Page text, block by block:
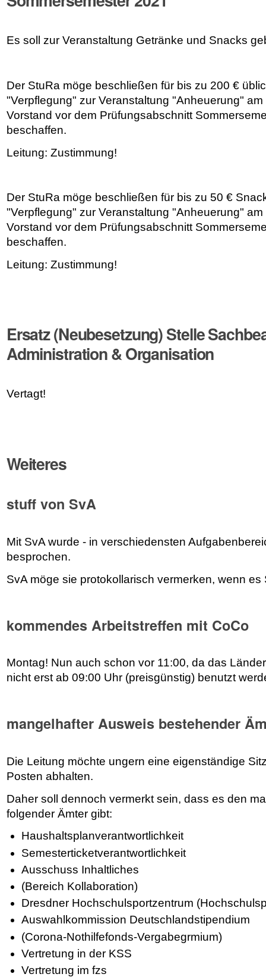
Es soll zur Veranstaltung Getränke und Snacks
Der StuRa möge beschließen für bis zu 200 €
"Verpflegung" zur Veranstaltung "Anheuerung"
Vorstand vor dem Prüfungsabschnitt
beschaffen.
Leitung: Zustimmung!
Der StuRa möge beschließen für bis zu 50 €
"Verpflegung" zur Veranstaltung "Anheuerung"
Vorstand vor dem Prüfungsabschnitt
beschaffen.
Leitung: Zustimmung!
Ersatz (Neubesetzung) Stelle
Administration & Organisation
Vertagt!
Weiteres
stuff von SvA
Mit SvA wurde - in verschiedensten
besprochen.
SvA möge sie protokollarisch vermerken, wenn es
kommendes Arbeitstreffen mit CoCo
Montag! Nun auch schon vor 11:00, da das
nicht erst ab 09:00 Uhr (preisgünstig) benutzt
mangelhafter Ausweis bestehender
Die Leitung möchte ungern eine eigenständige
Posten abhalten.
Daher soll dennoch vermerkt sein, dass es den
folgender Ämter gibt:
Haushaltsplanverantwortlichkeit
Semesterticketverantwortlichkeit
Ausschuss Inhaltliches
(Bereich Kollaboration)
Dresdner Hochschulsportzentrum
Auswahlkommission Deutschlandstipendium
(Corona-Nothilfefonds-Vergabegrmium)
Vertretung in der KSS
Vertretung im fzs